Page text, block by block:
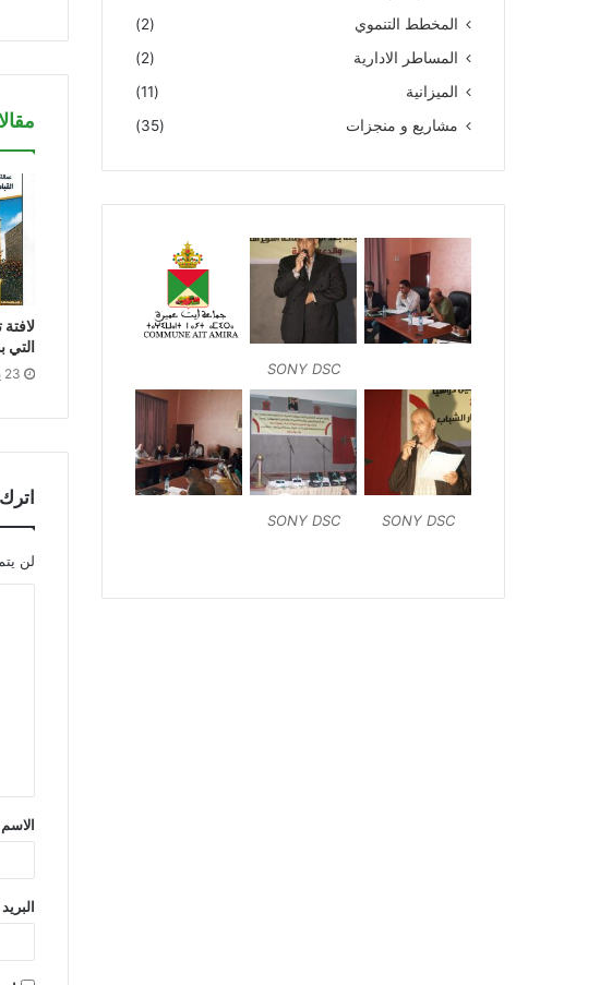
التي
23 يونيو 2026
لن
الاسم
المخطط التنموي
(2)
المساطر الادارية
(2)
الميزانية
(11)
مشاريع و منجزات
(35)
SONY DSC
SONY DSC
SONY DSC